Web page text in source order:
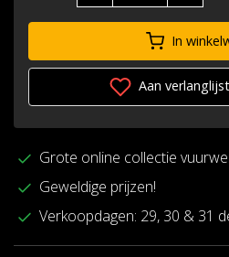
In
Aan
Grote online collectie
Geweldige prijzen!
Verkoopdagen: 29, 30 & 31